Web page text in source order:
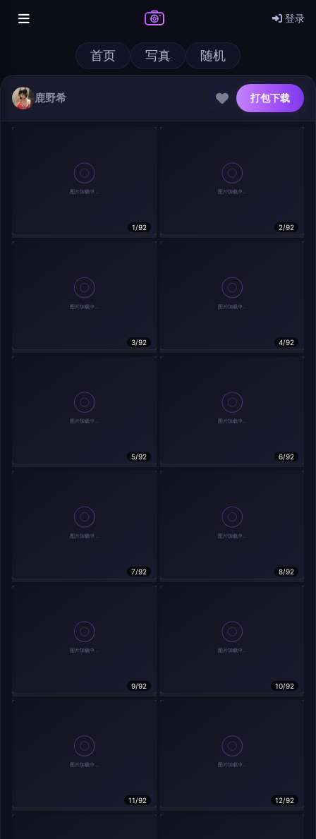
登录
首页 写真 随机
鹿野希 打包下载
1/92 2/92
3/92 4/92
5/92 6/92
7/92 8/92
9/92 10/92
11/92 12/92
@author 打包下载
实时弹幕
弹幕会在下方多行滚动展示；匿名发送有数量和频率限制。